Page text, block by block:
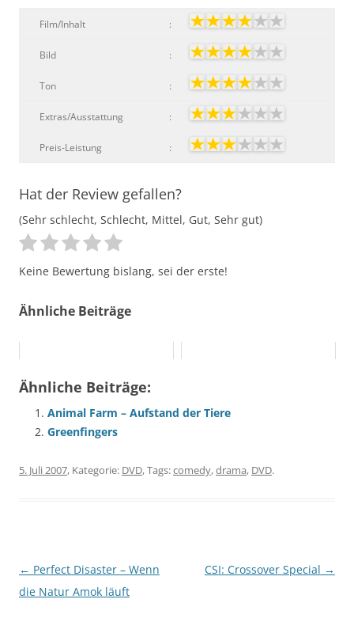
Film/Inhalt :
Bild :
Ton :
Extras/Ausstattung :
Preis-Leistung :
Hat der Review gefallen?
(Sehr schlecht, Schlecht, Mittel, Gut, Sehr gut)
Keine Bewertung bislang, sei der erste!
Ähnliche Beiträge
Ähnliche Beiträge:
Animal Farm – Aufstand der Tiere
Greenfingers
5. Juli 2007, Kategorie: DVD, Tags:comedy,drama, DVD.
Beitragsnavigation
← Perfect Disaster – Wenn
die Natur Amok läuft
CSI: Crossover Special →